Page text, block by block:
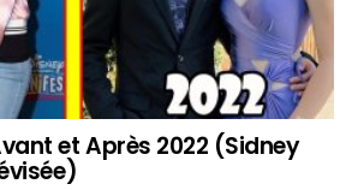
et Après 2022 (Sidney